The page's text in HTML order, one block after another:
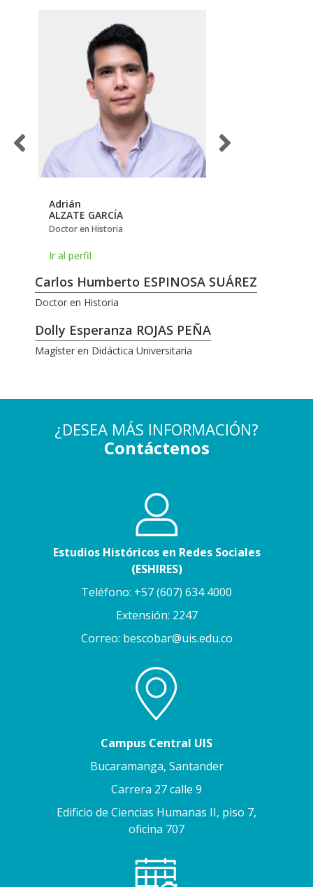
Adrián
ALZATE GARCÍA
Doctor en Historia
Ir al perfil
Carlos Humberto ESPINOSA SUÁREZ
Doctor en Historia
Dolly Esperanza ROJAS PEÑA
Magíster en Didáctica Universitaria
¿DESEA MÁS INFORMACIÓN?
Contáctenos
Estudios Históricos en Redes Sociales
(ESHIRES)
Teléfono: +57 (607) 634 4000
Extensión: 2247
Correo: bescobar@uis.edu.co
Campus Central UIS
Bucaramanga, Santander
Carrera 27 calle 9
Edificio de Ciencias Humanas II, piso 7,
oficina 707